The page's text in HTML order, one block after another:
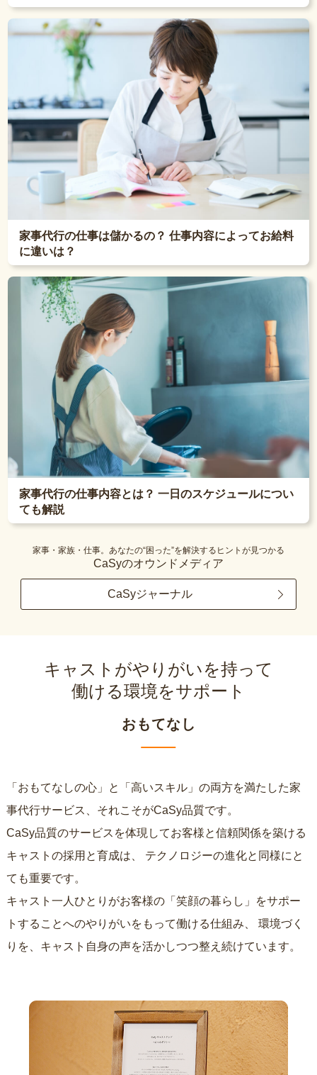
家事代行の仕事は儲かるの？ 仕事内容によってお給料
に違いは？
家事代行の仕事内容とは？ 一日のスケジュールについ
ても解説
家事・家族・仕事。あなたの“困った”を解決するヒントが見つかる
CaSyのオウンドメディア
CaSyジャーナル
キャストがやりがいを持って
働ける環境をサポート
おもてなし
「おもてなしの心」と「高いスキル」の両方を満たした家
事代行サービス、それこそがCaSy品質です。
CaSy品質のサービスを体現してお客様と信頼関係を築ける
キャストの採用と育成は、
ても重要です。
キャスト一人ひとりがお客様の「笑顔の暮らし」をサポー
トすることへのやりがいをもって働ける仕組み、
りを、キャスト自身の声を活かしつつ整え続けています。